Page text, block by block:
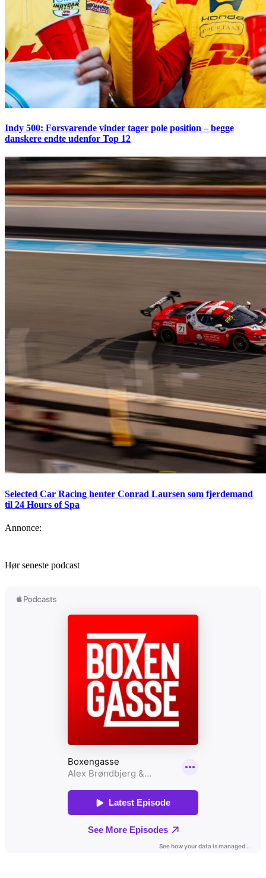
Indy 500: Forsvarende vinder tager pole position – begge
danskere endte udenfor Top 12
Selected Car Racing henter Conrad Laursen som fjerdemand
til 24 Hours of Spa
Annonce:
Hør seneste podcast